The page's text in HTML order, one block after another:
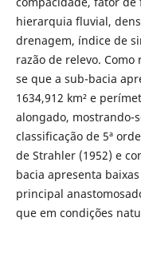
hierarquia fluvial,
drenagem, índice de
razão de relevo.
se que a sub-bacia
1634,912 km² e
alongado, mostrando-
classificação de 5ª
de Strahler (1952) e
bacia apresenta
principal
que em condições